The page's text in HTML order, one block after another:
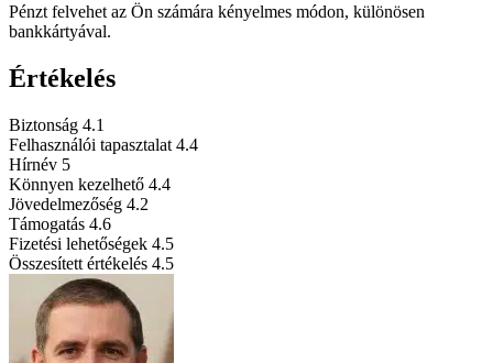
Pénzt felvehet az Ön számára kényelmes módon, különösen
bankkártyával.
Értékelés
Biztonság 4.1
Felhasználói tapasztalat 4.4
Hírnév 5
Könnyen kezelhető 4.4
Jövedelmezőség 4.2
Támogatás 4.6
Fizetési lehetőségek 4.5
Összesített értékelés 4.5